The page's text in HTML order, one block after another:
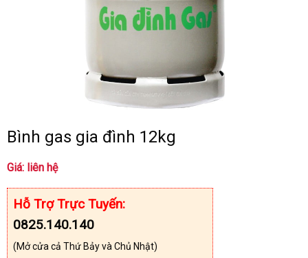
Bình gas gia đình 12kg
Giá: liên hệ
Hỗ Trợ Trực Tuyến:
0825.140.140
(Mở cửa cả Thứ Bảy và Chủ Nhật)